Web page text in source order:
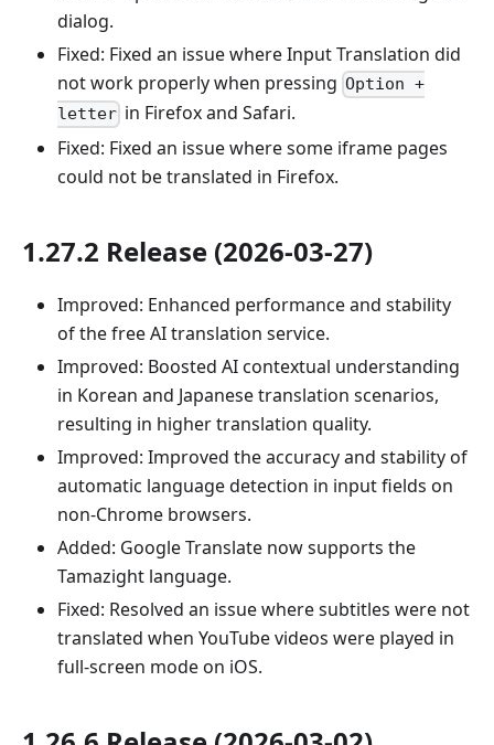
dialog.
Fixed: Fixed an issue where Input Translation did
not work properly when pressing Option +
letter in Firefox and Safari.
Fixed: Fixed an issue where some iframe pages
could not be translated in Firefox.
1.27.2 Release (2026-03-27)
Improved: Enhanced performance and stability
of the free AI translation service.
Improved: Boosted AI contextual understanding
in Korean and Japanese translation scenarios,
resulting in higher translation quality.
Improved: Improved the accuracy and stability of
automatic language detection in input fields on
non-Chrome browsers.
Added: Google Translate now supports the
Tamazight language.
Fixed: Resolved an issue where subtitles were not
translated when YouTube videos were played in
full-screen mode on iOS.